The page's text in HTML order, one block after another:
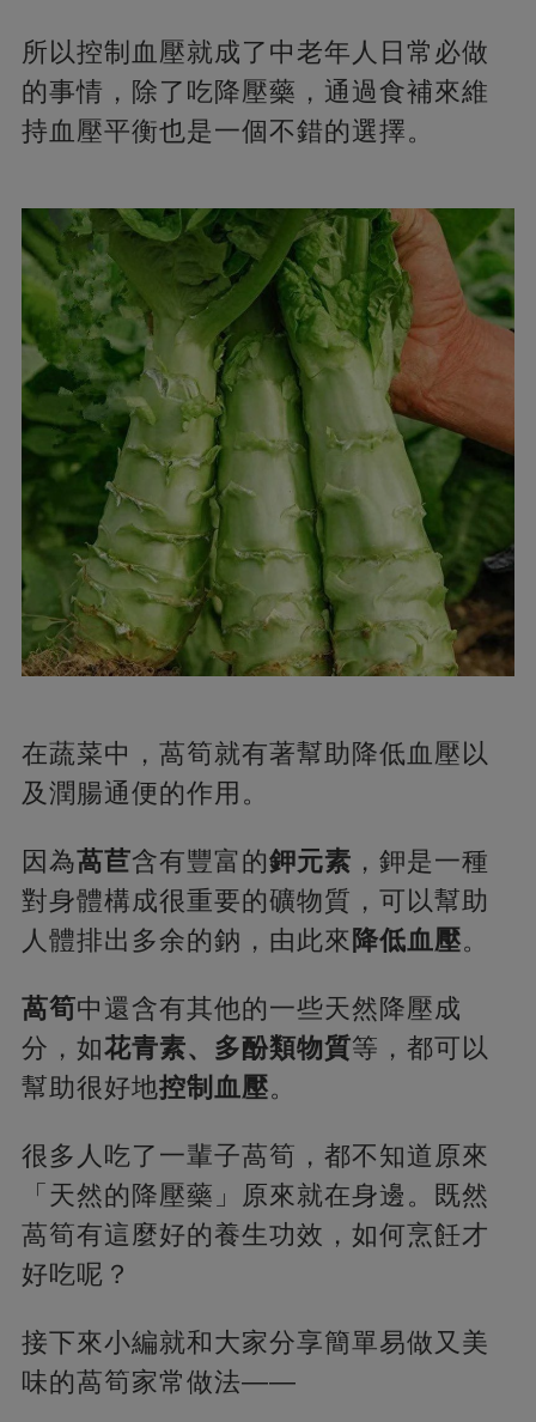
所以控制血壓就成了中老年人日常必做
的事情，除了吃降壓藥，通過食補來維
持血壓平衡也是一個不錯的選擇。
在蔬菜中，萵筍就有著幫助降低血壓以
及潤腸通便的作用。
因為萵苣含有豐富的鉀元素 ，鉀是一種
對身體構成很重要的礦物質，可以幫助
人體排出多余的鈉，由此來 降低血壓。
萵筍中還含有其他的一些天然降壓成
分，如花青素、多酚類物質等，都可以
幫助很好地控制血壓。
很多人吃了一輩子萵筍，都不知道原來
「天然的降壓藥」原來就在身邊。既然
萵筍有這麼好的養生功效，如何烹飪才
好吃呢？
接下來小編就和大家分享簡單易做又美
味的萵筍家常做法——